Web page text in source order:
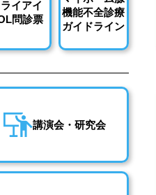
ライアイ
問診票
機能不全診療
ガイドライン
講演会・研究会